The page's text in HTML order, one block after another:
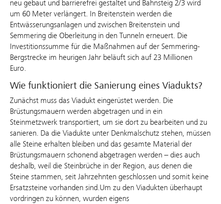
neu gebaut und barrierefrei gestaltet und Bahnsteig 2/3 wird
um 60 Meter verlängert. In Breitenstein werden die
Entwässerungsanlagen und zwischen Breitenstein und
Semmering die Oberleitung in den Tunneln erneuert. Die
Investitionssumme für die Maßnahmen auf der Semmering-
Bergstrecke im heurigen Jahr beläuft sich auf 23 Millionen
Euro.
Wie funktioniert die Sanierung eines Viadukts?
Zunächst muss das Viadukt eingerüstet werden. Die
Brüstungsmauern werden abgetragen und in ein
Steinmetzwerk transportiert, um sie dort zu bearbeiten und zu
sanieren. Da die Viadukte unter Denkmalschutz stehen, müssen
alle Steine erhalten bleiben und das gesamte Material der
Brüstungsmauern schonend abgetragen werden – dies auch
deshalb, weil die Steinbrüche in der Region, aus denen die
Steine stammen, seit Jahrzehnten geschlossen und somit keine
Ersatzsteine vorhanden sind.Um zu den Viadukten überhaupt
vordringen zu können, wurden eigens